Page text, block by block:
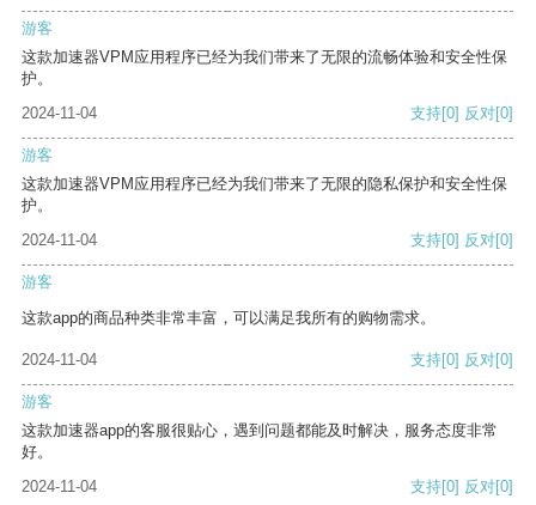
游客
这款加速器VPM应用程序已经为我们带来了无限的流畅体验和安全性保
护。
2024-11-04
支持[0] 反对[0]
游客
这款加速器VPM应用程序已经为我们带来了无限的隐私保护和安全性保
护。
2024-11-04
支持[0] 反对[0]
游客
这款app的商品种类非常丰富，可以满足我所有的购物需求。
2024-11-04 支持[0] 反对[0]
游客
这款加速器app的客服很贴心，遇到问题都能及时解决，服务态度非常
好。
2024-11-04
支持[0] 反对[0]